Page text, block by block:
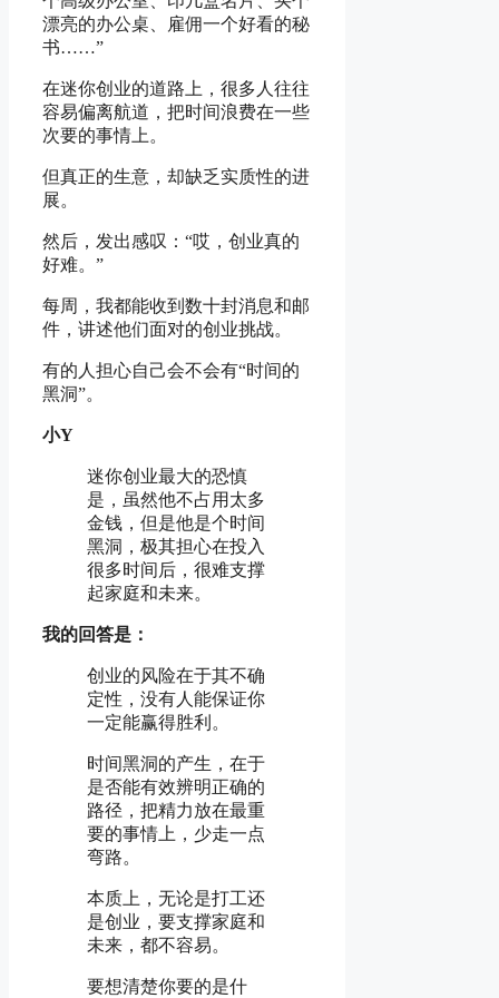
漂亮的办公桌、雇佣一个好看的秘
书……”
在迷你创业的道路上，很多人往往
容易偏离航道，把时间浪费在一些
次要的事情上。
但真正的生意，却缺乏实质性的进
展。
然后，发出感叹：“哎，创业真的
好难。”
每周，我都能收到数十封消息和邮
件，讲述他们面对的创业挑战。
有的人担心自己会不会有“时间的
黑洞”。
小Y
迷你创业最大的恐慎
是，虽然他不占用太多
金钱，但是他是个时间
黑洞，极其担心在投入
很多时间后，很难支撑
起家庭和未来。
我的回答是：
创业的风险在于其不确
定性，没有人能保证你
一定能赢得胜利。
时间黑洞的产生，在于
是否能有效辨明正确的
路径，把精力放在最重
要的事情上，少走一点
弯路。
本质上，无论是打工还
是创业，要支撑家庭和
未来，都不容易。
要想清楚你要的是什